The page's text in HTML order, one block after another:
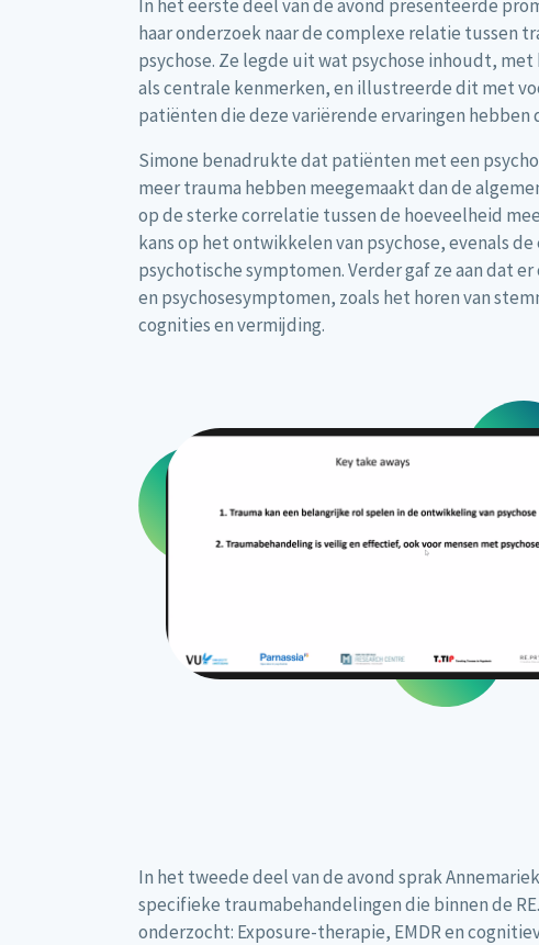
In het eerste deel van de avond presenteerde
haar onderzoek naar de complexe relatie tussen
psychose. Ze legde uit wat psychose inhoudt,
als centrale kenmerken, en illustreerde dit met
patiënten die deze variërende ervaringen hebben
Simone benadrukte dat patiënten met een
meer trauma hebben meegemaakt dan de
op de sterke correlatie tussen de hoeveelheid
kans op het ontwikkelen van psychose, evenals de
psychotische symptomen. Verder gaf ze aan dat
en psychosesymptomen, zoals het horen van
cognities en vermijding.
In het tweede deel van de avond sprak
specifieke traumabehandelingen die binnen de
onderzocht: Exposure-therapie, EMDR en